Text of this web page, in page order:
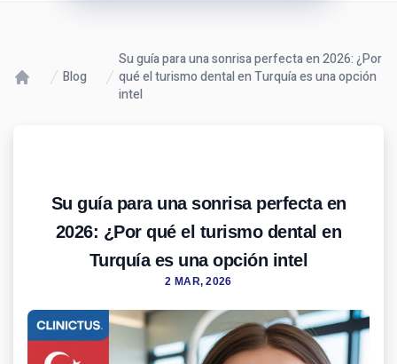
Blog
Su guía para una sonrisa perfecta en 2026: ¿Por
qué el turismo dental en Turquía es una opción
intel
Su guía para una sonrisa perfecta en
2026: ¿Por qué el turismo dental en
Turquía es una opción intel
2 MAR, 2026